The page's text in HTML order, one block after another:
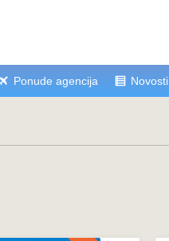
Ponude agencija Novosti